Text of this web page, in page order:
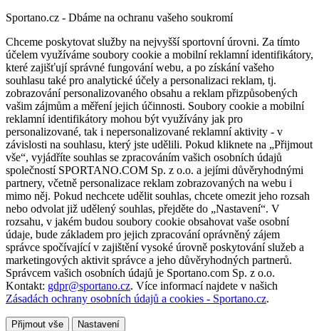
Sportano.cz - Dbáme na ochranu vašeho soukromí
Chceme poskytovat služby na nejvyšší sportovní úrovni. Za tímto
účelem využíváme soubory cookie a mobilní reklamní identifikátory,
které zajišťují správné fungování webu, a po získání vašeho
souhlasu také pro analytické účely a personalizaci reklam, tj.
zobrazování personalizovaného obsahu a reklam přizpůsobených
vašim zájmům a měření jejich účinnosti. Soubory cookie a mobilní
reklamní identifikátory mohou být využívány jak pro
personalizované, tak i nepersonalizované reklamní aktivity - v
závislosti na souhlasu, který jste udělili. Pokud kliknete na „Přijmout
vše“, vyjádříte souhlas se zpracováním vašich osobních údajů
společností SPORTANO.COM Sp. z o.o. a jejími důvěryhodnými
partnery, včetně personalizace reklam zobrazovaných na webu i
mimo něj. Pokud nechcete udělit souhlas, chcete omezit jeho rozsah
nebo odvolat již udělený souhlas, přejděte do „Nastavení“. V
rozsahu, v jakém budou soubory cookie obsahovat vaše osobní
údaje, bude základem pro jejich zpracování oprávněný zájem
správce spočívající v zajištění vysoké úrovně poskytování služeb a
marketingových aktivit správce a jeho důvěryhodných partnerů.
Správcem vašich osobních údajů je Sportano.com Sp. z o.o.
Kontakt: gdpr@sportano.cz. Více informací najdete v našich
Zásadách ochrany osobních údajů a cookies - Sportano.cz.
Přijmout vše Nastavení